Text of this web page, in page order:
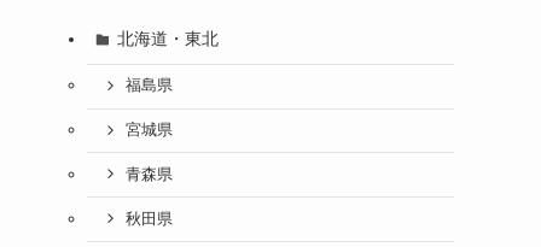
北海道・東北
福島県
宮城県
青森県
秋田県